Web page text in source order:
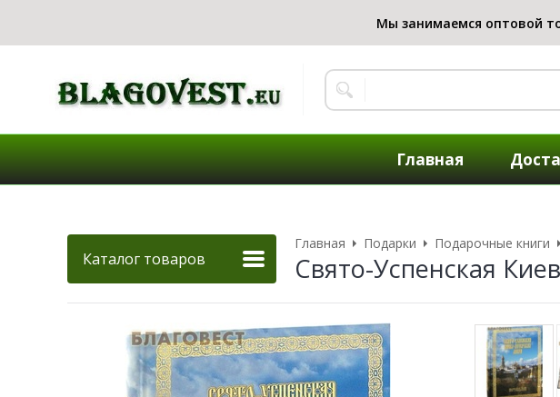
Главная
Каталог товаров
Главная Подарки Подарочные книги
Свято-Успенская